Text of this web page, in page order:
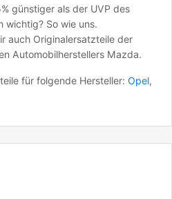
günstiger als der UVP des
wichtig? So wie uns.
auch Originalersatzteile der
Automobilherstellers Mazda.
für folgende Hersteller: Opel,